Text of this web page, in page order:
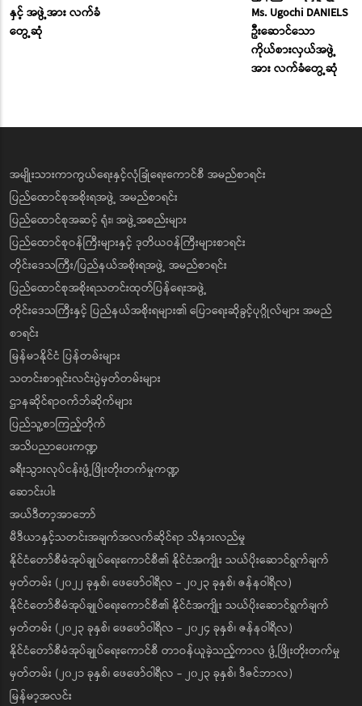
နှင့် အဖွဲ့အား လက်ခံ
တွေ့ဆုံ
Ms. Ugochi DANIELS
ဦးဆောင်သော
ကိုယ်စားလှယ်အဖွဲ့
အား လက်ခံတွေ့ဆုံ
အမျိုးသားကာကွယ်ရေးနှင့်လုံခြုံရေးကောင်စီ အမည်စာရင်း
ပြည်ထောင်စုအစိုးရအဖွဲ့ အမည်စာရင်း
ပြည်ထောင်စုအဆင့် ရုံး၊ အဖွဲ့အစည်းများ
ပြည်ထောင်စုဝန်ကြီးများနှင့် ဒုတိယဝန်ကြီးများစာရင်း
တိုင်းဒေသကြီး/ပြည်နယ်အစိုးရအဖွဲ့ အမည်စာရင်း
ပြည်ထောင်စုအစိုးရသတင်းထုတ်ပြန်ရေးအဖွဲ့
တိုင်းဒေသကြီးနှင့် ပြည်နယ်အစိုးရများ၏ ပြောရေးဆိုခွင့်ပုဂ္ဂိုလ်များ အမည်
စာရင်း
မြန်မာနိုင်ငံ ပြန်တမ်းများ
သတင်းစာရှင်းလင်းပွဲမှတ်တမ်းများ
ဌာနဆိုင်ရာဝက်ဘ်ဆိုက်များ
ပြည်သူ့စာကြည့်တိုက်
အသိပညာပေးကဏ္ဍ
ခရီးသွားလုပ်ငန်းဖွံ့ဖြိုးတိုးတက်မှုကဏ္ဍ
ဆောင်းပါး
အယ်ဒီတာ့အာဘော်
မီဒီယာနှင့်သတင်းအချက်အလက်ဆိုင်ရာ သိနားလည်မှု
နိုင်ငံတော်စီမံအုပ်ချုပ်ရေးကောင်စီ၏ နိုင်ငံအကျိုး သယ်ပိုးဆောင်ရွက်ချက်
မှတ်တမ်း (၂၀၂၂ ခုနှစ်၊ ဖေဖော်ဝါရီလ - ၂၀၂၃ ခုနှစ်၊ ဇန်နဝါရီလ)
နိုင်ငံတော်စီမံအုပ်ချုပ်ရေးကောင်စီ၏ နိုင်ငံအကျိုး သယ်ပိုးဆောင်ရွက်ချက်
မှတ်တမ်း (၂၀၂၃ ခုနှစ်၊ ဖေဖော်ဝါရီလ - ၂၀၂၄ ခုနှစ်၊ ဇန်နဝါရီလ)
နိုင်ငံတော်စီမံအုပ်ချုပ်ရေးကောင်စီ တာဝန်ယူခဲ့သည့်ကာလ ဖွံ့ဖြိုးတိုးတက်မှု
မှတ်တမ်း (၂၀၂၁ ခုနှစ်၊ ဖေဖော်ဝါရီလ - ၂၀၂၃ ခုနှစ်၊ ဒီဇင်ဘာလ)
မြန်မာ့အလင်း